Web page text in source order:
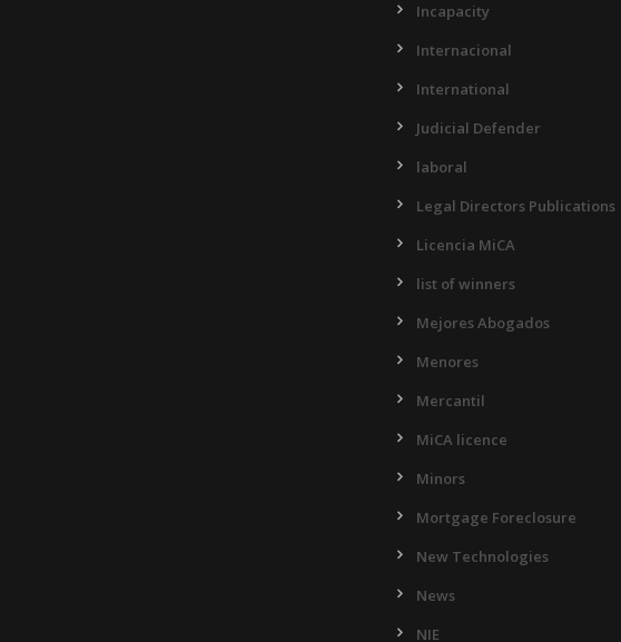
Incapacity
Internacional
International
Judicial Defender
laboral
Legal Directors Publications
Licencia MiCA
list of winners
Mejores Abogados
Menores
Mercantil
MiCA licence
Minors
Mortgage Foreclosure
New Technologies
News
NIE